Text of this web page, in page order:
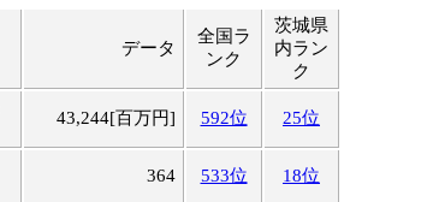
データ
全国ラ
ンク
茨城県
内ラン
ク
43,244[百万円] 592位 25位
364 533位 18位